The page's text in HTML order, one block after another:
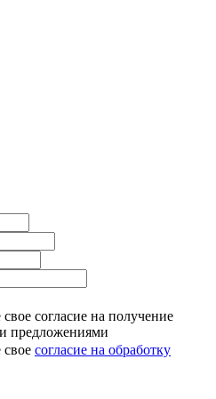
согласие на получение
предложениями
свое согласие на обработку